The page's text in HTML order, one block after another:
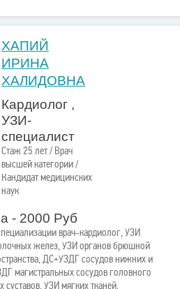
ХАПИЙ
ИРИНА
ХАЛИДОВНА
Кардиолог ,
УЗИ-
специалист
Стаж 25 лет / Врач
высшей категории /
Кандидат медицинских
наук
- 2000 Руб
врач-кардиолог, УЗИ
желез, УЗИ органов брюшной
ДС+УЗДГ сосудов нижних и
магистральных сосудов головного
УЗИ мягких тканей,